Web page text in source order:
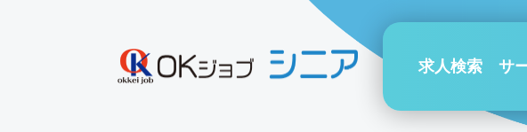
求人検索 サ